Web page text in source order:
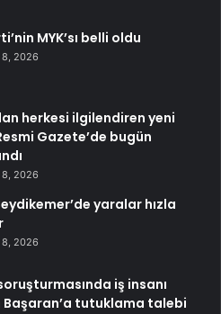
MYK’sı belli oldu
2026
herkesi ilgilendiren yeni
Gazete’de bugün
2026
yaralar hızla
2026
iş insanı
Başaran’a tutuklama talebi